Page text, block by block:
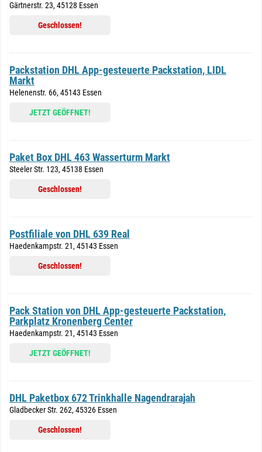
Gärtnerstr. 23, 45128 Essen
Geschlossen!
Packstation DHL App-gesteuerte Packstation, LIDL
Markt
Helenenstr. 66, 45143 Essen
JETZT GEÖFFNET!
Paket Box DHL 463 Wasserturm Markt
Steeler Str. 123, 45138 Essen
Geschlossen!
Postfiliale von DHL 639 Real
Haedenkampstr. 21, 45143 Essen
Geschlossen!
Pack Station von DHL App-gesteuerte Packstation,
Parkplatz Kronenberg Center
Haedenkampstr. 21, 45143 Essen
JETZT GEÖFFNET!
DHL Paketbox 672 Trinkhalle Nagendrarajah
Gladbecker Str. 262, 45326 Essen
Geschlossen!